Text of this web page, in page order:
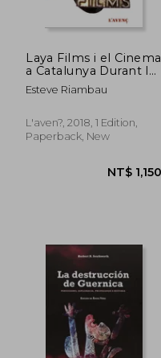
Laya Films i el Cinema
a Catalunya Durant la
Guerra Civil (in
Spanish)
Esteve Riambau
L'aven?, 2018, 1 Edition,
Paperback, New